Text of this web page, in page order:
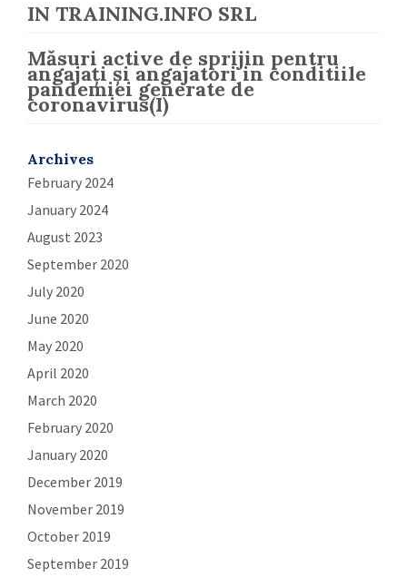
IN TRAINING.INFO SRL
Măsuri active de sprijin pentru
angajați și angajatori in conditiile
pandemiei generate de
coronavirus(I)
Archives
February 2024
January 2024
August 2023
September 2020
July 2020
June 2020
May 2020
April 2020
March 2020
February 2020
January 2020
December 2019
November 2019
October 2019
September 2019